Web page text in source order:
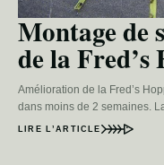
Montage de
de la Fred’s
Amélioration de la Fred’s
dans moins de 2 semaines.
LIRE L’ARTICLE